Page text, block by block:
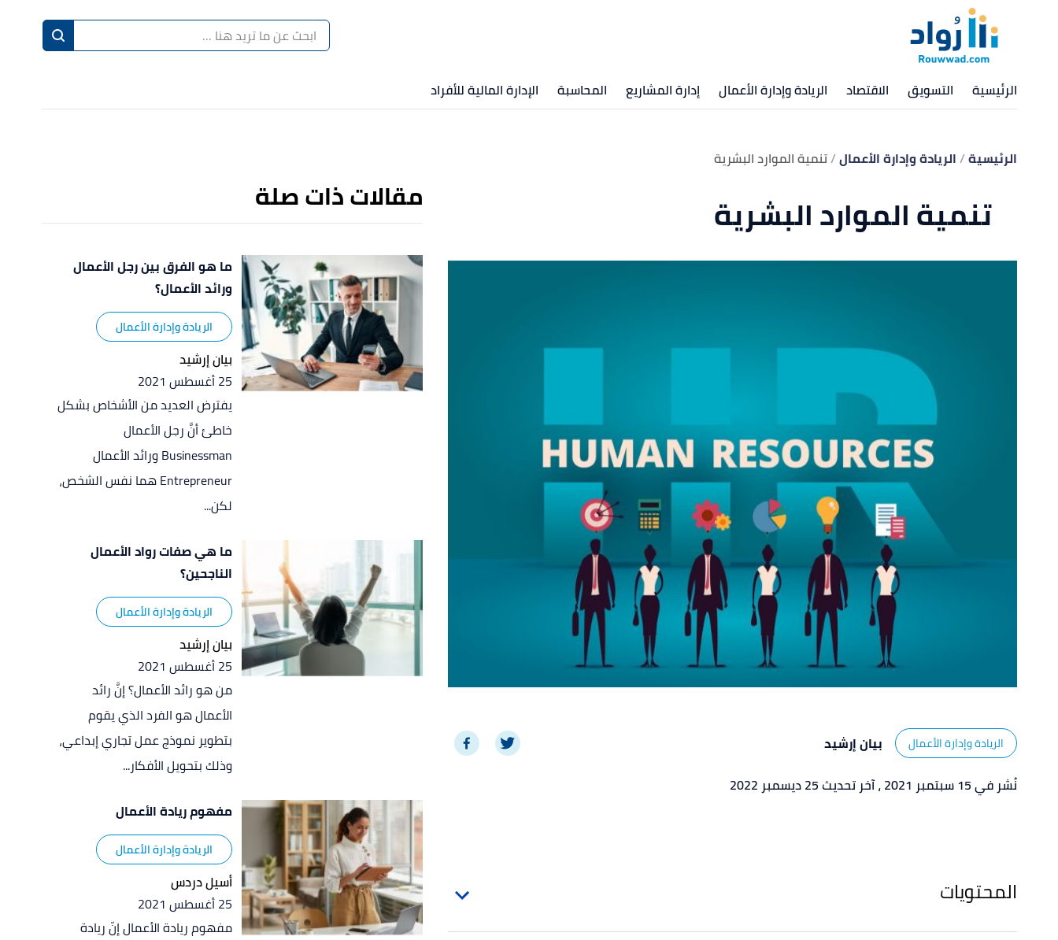
الرئيسية التسويق الاقتصاد الريادة وإدارة الأعمال إدارة المشاريع المحاسبة الإدارة المالية للأفراد
الرئيسية الريادة وإدارة الأعمال تنمية الموارد البشرية
تنمية الموارد البشرية
الريادة وإدارة الأعمال
بيان إرشيد
نُشر في 15 سبتمبر 2021
، آخر تحديث 25 ديسمبر 2022
المحتويات
مقالات ذات صلة
ما هو الفرق بين رجل الأعمال
ورائد الأعمال؟
الريادة وإدارة الأعمال
بيان إرشيد
25 أغسطس 2021
يفترض العديد من الأشخاص بشكل
خاطئ أنَّ رجل الأعمال
Businessman ورائد الأعمال
Entrepreneur هما نفس الشخص،
لكن...
ما هي صفات رواد الأعمال
الناجحين؟
الريادة وإدارة الأعمال
بيان إرشيد
25 أغسطس 2021
من هو رائد الأعمال؟ إنَّ رائد
الأعمال هو الفرد الذي يقوم
بتطوير نموذج عمل تجاري إبداعي،
وذلك بتحويل الأفكار...
مفهوم ريادة الأعمال
الريادة وإدارة الأعمال
أسيل دردس
25 أغسطس 2021
مفهوم ريادة الأعمال إنّ ريادة